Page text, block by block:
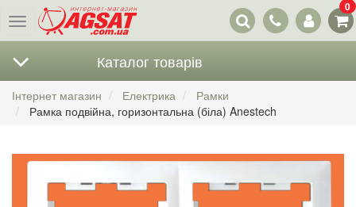
Меню
Наші
контакти
0
Каталог товарів
Інтернет магазин Електрика
Рамки
Рамка подвійна, горизонтальна (біла) Anestech